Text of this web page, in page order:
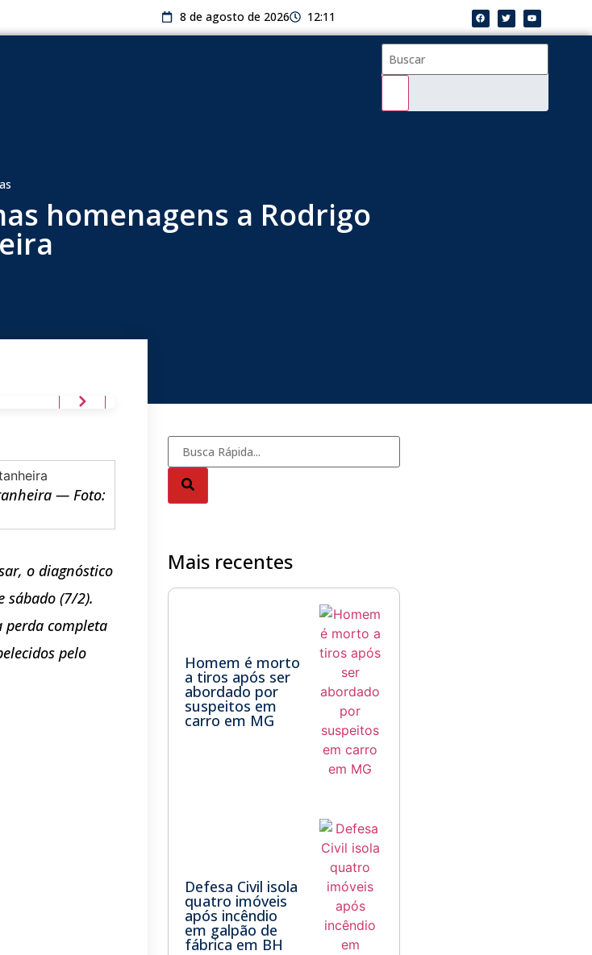
8 de agosto de 2026 12:11
homenagens a Rodrigo
— Foto:
o diagnóstico
sábado (7/2).
perda completa
pelo
Mais recentes
Homem é morto
a tiros após ser
abordado por
suspeitos em
carro em MG
Defesa Civil isola
quatro imóveis
após incêndio
em galpão de
fábrica em BH